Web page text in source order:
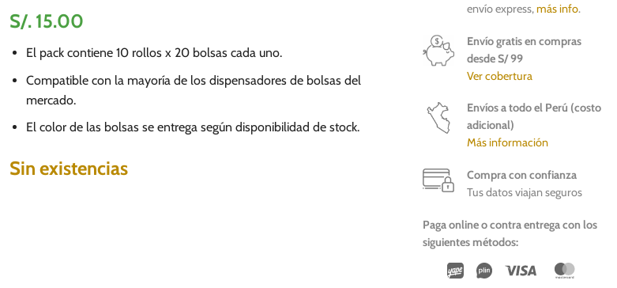
S/. 15.00
El pack contiene 10 rollos x 20 bolsas cada uno.
Compatible con la mayoría de los dispensadores de bolsas del
mercado.
El color de las bolsas se entrega según disponibilidad de stock.
Sin existencias
envío express,más info.
Envío gratis en compras
desde S/ 99
Ver cobertura
Envíos a todo el Perú (costo
adicional)
Más información
Compra con confianza
Tus datos viajan seguros
Paga online o contra entrega con los
siguientes métodos:
Wirecard
Vipps Visa